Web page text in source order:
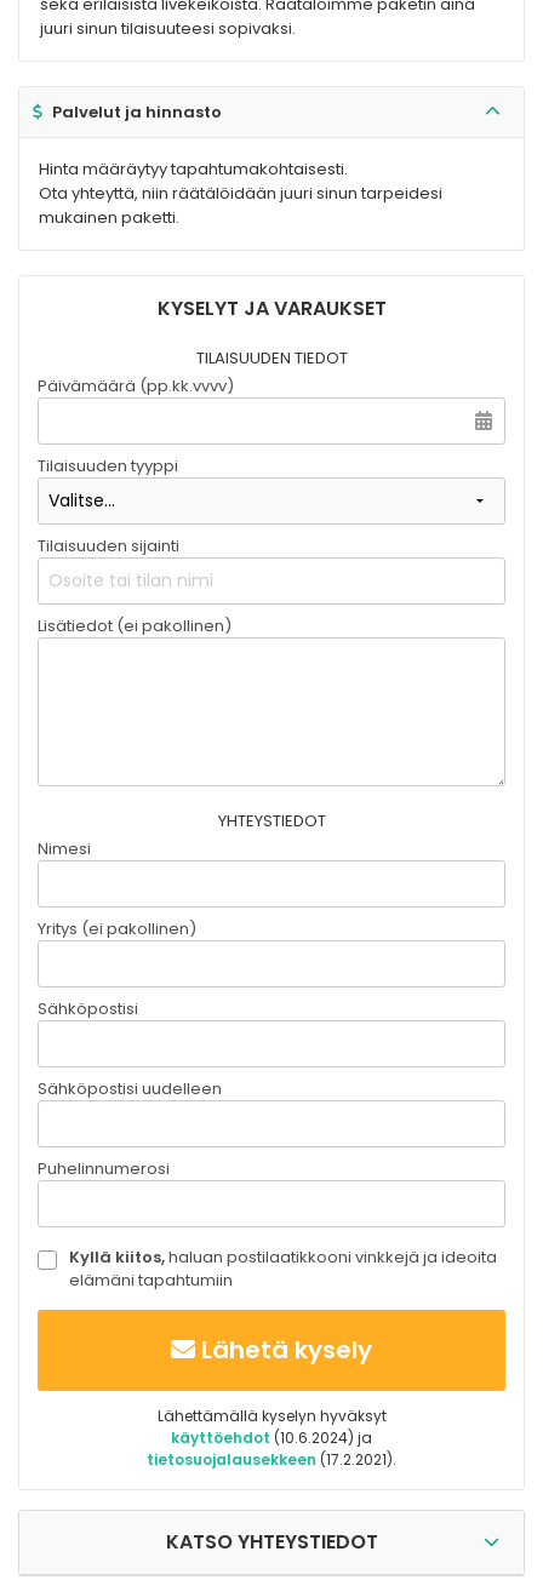
juuri sinun tilaisuuteesi sopivaksi.
Palvelut ja hinnasto
Hinta määräytyy tapahtumakohtaisesti.
Ota yhteyttä, niin räätälöidään juuri sinun tarpeidesi
mukainen paketti.
KYSELYT JA VARAUKSET
TILAISUUDEN TIEDOT
Päivämäärä (pp.kk.vvvv)
Tilaisuuden tyyppi
Tilaisuuden sijainti
Lisätiedot (ei pakollinen)
YHTEYSTIEDOT
Nimesi
Yritys (ei pakollinen)
Sähköpostisi
Sähköpostisi uudelleen
Puhelinnumerosi
Kyllä kiitos,haluan postilaatikkooni vinkkejä ja ideoita
elämäni tapahtumiin
Lähetä kysely
Lähettämällä kyselyn hyväksyt
käyttöehdot (10.6.2024) ja
tietosuojalausekkeen (17.2.2021).
KATSO YHTEYSTIEDOT